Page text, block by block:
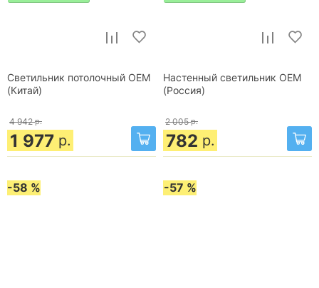
Светильник потолочный OEM
(Китай)
4 942 р.
1 977 р.
Настенный светильник OEM
(Россия)
2 005 р.
782 р.
-58 % -57 %